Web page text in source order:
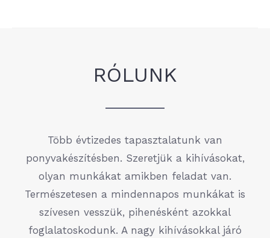
RÓLUNK
Több évtizedes tapasztalatunk van
ponyvakészítésben. Szeretjük a kihívásokat,
olyan munkákat amikben feladat van.
Természetesen a mindennapos munkákat is
szívesen vesszük, pihenésként azokkal
foglalatoskodunk. A nagy kihívásokkal járó